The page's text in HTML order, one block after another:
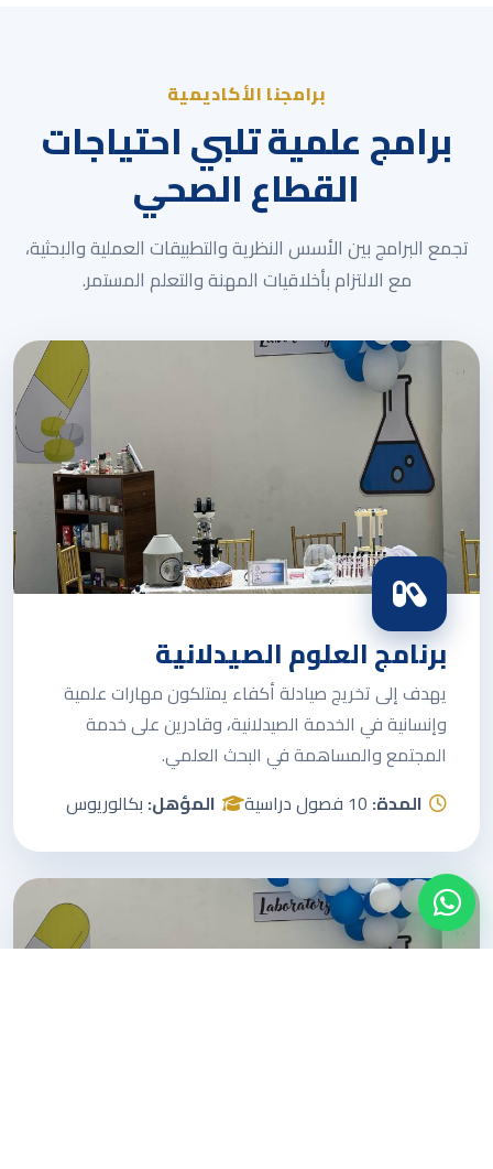
برامجنا الأكاديمية
برامج علمية تلبي احتياجات
القطاع الصحي
تجمع البرامج بين الأسس النظرية والتطبيقات العملية والبحثية،
مع الالتزام بأخلاقيات المهنة والتعلم المستمر.
برنامج العلوم الصيدلانية
يهدف إلى تخريج صيادلة أكفاء يمتلكون مهارات علمية
وإنسانية في الخدمة الصيدلانية، وقادرين على خدمة
المجتمع والمساهمة في البحث العلمي.
المدة:10 فصول دراسية المؤهل:بكالوريوس